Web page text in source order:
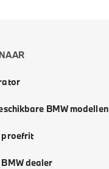
BMW modellen
proefrit
dealer